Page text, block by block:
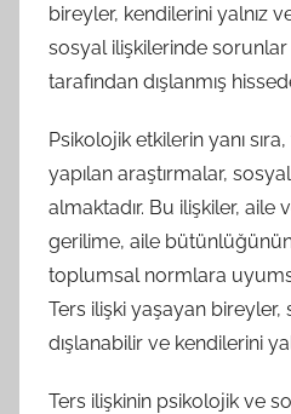
bireyler, kendilerini yalnız
sosyal ilişkilerinde
tarafından dışlanmış
Psikolojik etkilerin yanı
yapılan araştırmalar,
almaktadır. Bu ilişkiler, aile
gerilime, aile
toplumsal normlara
Ters ilişki yaşayan
dışlanabilir ve kendilerini
Ters ilişkinin psikolojik ve